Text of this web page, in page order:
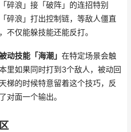
碎浪」接「破阵」的连招特别
碎浪」打出控制链，等敌人僵直
不仅能躲技能还能反打。
动技能「海潮」 在特定场景会触
里如果同时打到3个敌人，被动回
梯的时候特意留着这个技巧，反
对面一个输出。